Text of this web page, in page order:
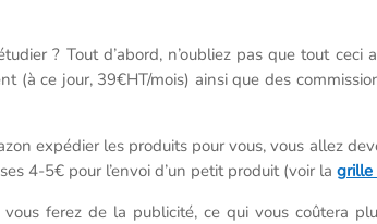
? Tout d’abord, n’oubliez pas que tout
(à ce jour, 39€HT/mois) ainsi que des
expédier les produits pour vous, vous allez
4-5€ pour l’envoi d’un petit produit (voir la grille
ferez de la publicité, ce qui vous coûtera